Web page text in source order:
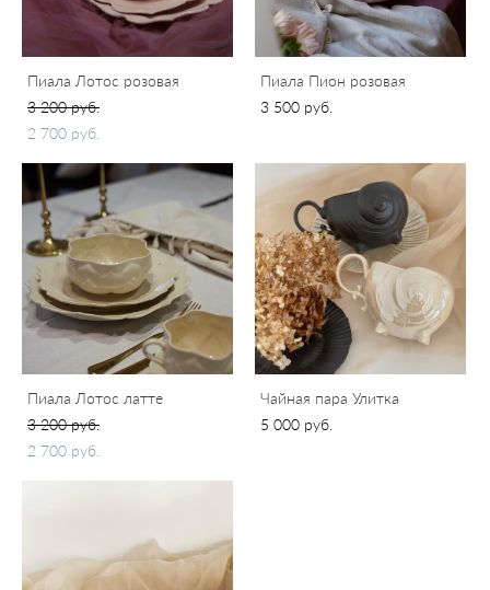
Пиала Лотос розовая
3 200 pуб.
2 700 pуб.
Пиала Пион розовая
3 500 pуб.
Пиала Лотос латте
3 200 pуб.
2 700 pуб.
Чайная пара Улитка
5 000 pуб.